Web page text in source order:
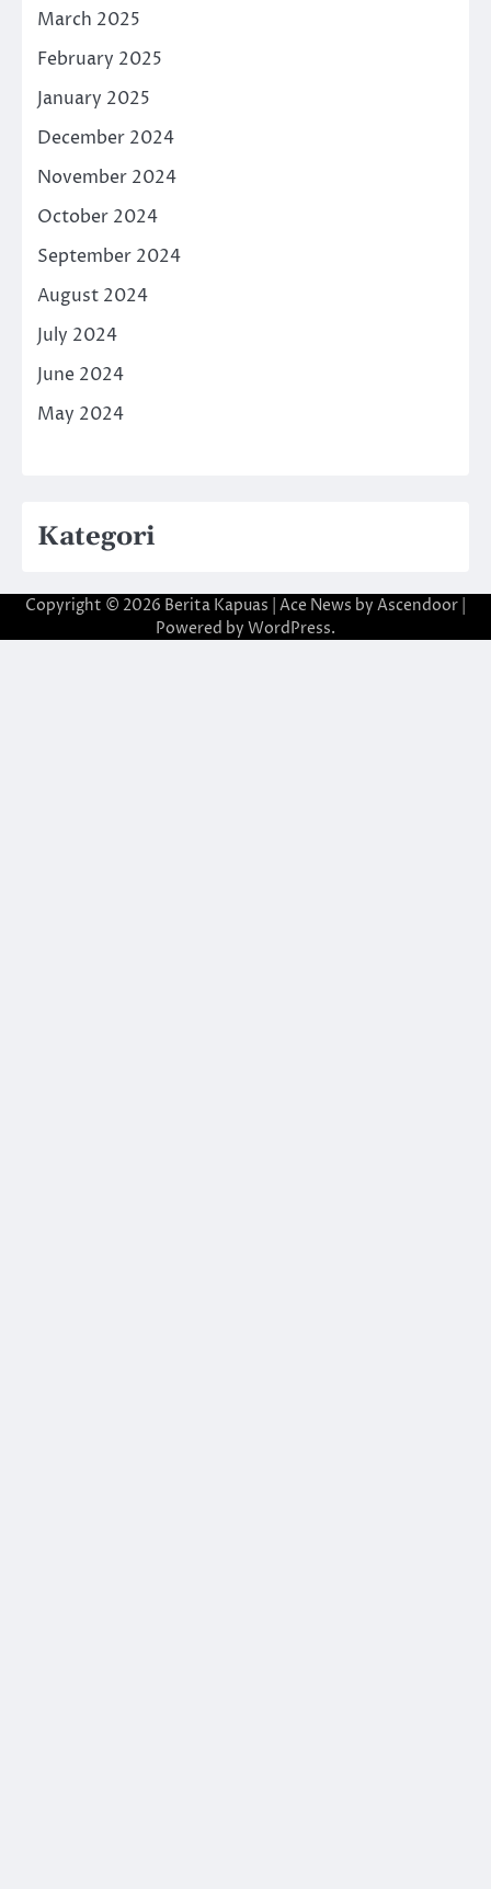
March 2025
February 2025
January 2025
December 2024
November 2024
October 2024
September 2024
August 2024
July 2024
June 2024
May 2024
Kategori
Copyright © 2026 Berita Kapuas | Ace News by Ascendoor
Powered by WordPress.